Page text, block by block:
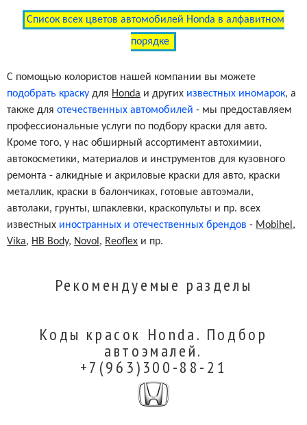
Список всех цветов автомобилей Honda в алфавитном
порядке
С помощью колористов нашей компании вы можете
подобрать краску для Honda и других известных иномарок, а
также дляотечественных автомобилей - мы предоставляем
профессиональные услуги по подбору краски для авто.
Кроме того, у нас обширный ассортимент автохимии,
автокосметики, материалов и инструментов для кузовного
ремонта - алкидные и акриловые краски для авто, краски
металлик, краски в балончиках, готовые автоэмали,
автолаки, грунты, шпаклевки, краскопульты и пр. всех
известных иностранных и отечественных брендов - Mobihel ,
Vika, HB Body, Novol , Reoflex и пр.
Рекомендуемые разделы
Коды красок Honda. Подбор
автоэмалей.
+7(963)300-88-21